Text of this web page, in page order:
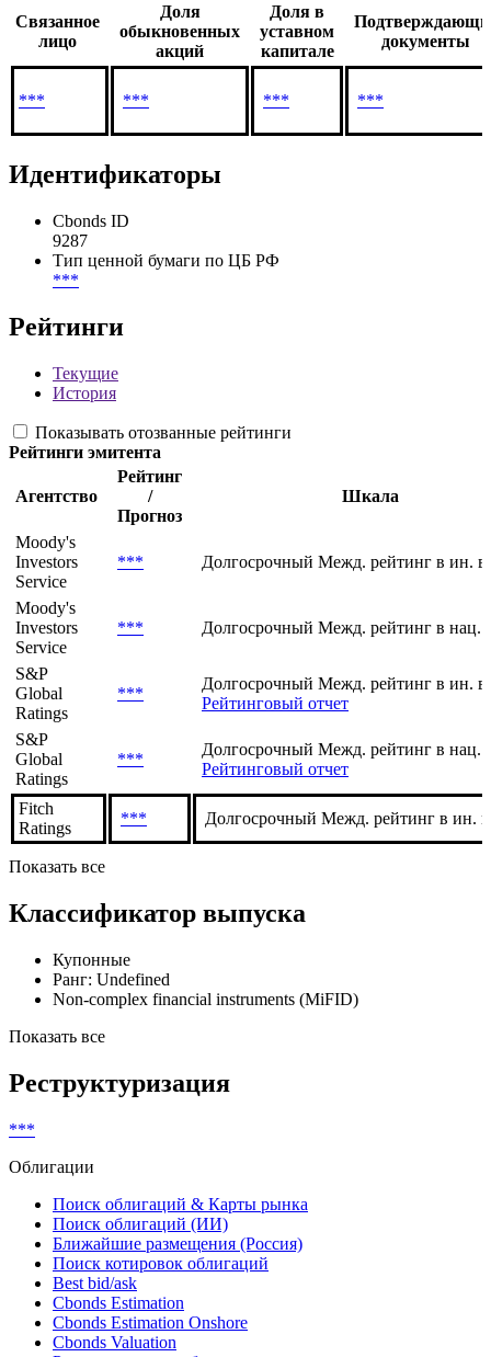
Связанное
лицо
Доля
обыкновенных
акций
Доля в
уставном
капитале
документы
*** *** *** ***
Идентификаторы
Cbonds ID
9287
Тип ценной бумаги по ЦБ РФ
***
Рейтинги
Текущие
История
Показывать отозванные рейтинги
Рейтинги эмитента
Агентство
Рейтинг
/
Прогноз
Шкала
Moody's
Investors
Service
*** Долгосрочный Межд. рейтинг в ин.
Moody's
Investors
Service
*** Долгосрочный Межд. рейтинг в нац.
S&P
Global
Ratings
***
Долгосрочный Межд. рейтинг в ин.
Рейтинговый отчет
S&P
Global
Ratings
***
Долгосрочный Межд. рейтинг в нац.
Рейтинговый отчет
Fitch
Ratings
*** Долгосрочный Межд. рейтинг в ин.
Показать все
Классификатор выпуска
Купонные
Ранг: Undefined
Non-complex financial instruments (MiFID)
Показать все
Реструктуризация
***
Облигации
Поиск облигаций & Карты рынка
Поиск облигаций (ИИ)
Ближайшие размещения (Россия)
Поиск котировок облигаций
Best bid/ask
Cbonds Estimation
Cbonds Estimation Onshore
Cbonds Valuation